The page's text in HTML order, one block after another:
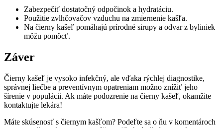
Zabezpečiť dostatočný odpočinok a hydratáciu.
Použitie zvlhčovačov vzduchu na zmiernenie kašľa.
Na čierny kašeľ pomáhajú prírodné sirupy a odvar z byliniek
môžu pomôcť.
Záver
Čierny kašeľ je vysoko infekčný, ale vďaka rýchlej diagnostike,
správnej liečbe a preventívnym opatreniam možno znížiť jeho
šírenie v populácii. Ak máte podozrenie na čierny kašeľ, okamžite
kontaktujte lekára!
Máte skúsenosť s čiernym kašľom? Podeľte sa o ňu v komentároch